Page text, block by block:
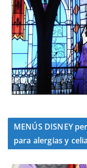
MENÚS DISNEY
para alergias y